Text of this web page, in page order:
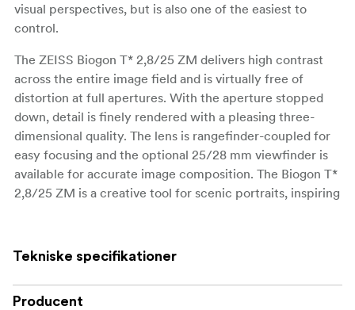
visual perspectives, but is also one of the easiest to
control.
The ZEISS Biogon T* 2,8/25 ZM delivers high contrast
across the entire image field and is virtually free of
distortion at full apertures. With the aperture stopped
down, detail is finely rendered with a pleasing three-
dimensional quality. The lens is rangefinder-coupled for
easy focusing and the optional 25/28 mm viewfinder is
available for accurate image composition. The Biogon T*
2,8/25 ZM is a creative tool for scenic portraits, inspiring
Tekniske specifikationer
Producent